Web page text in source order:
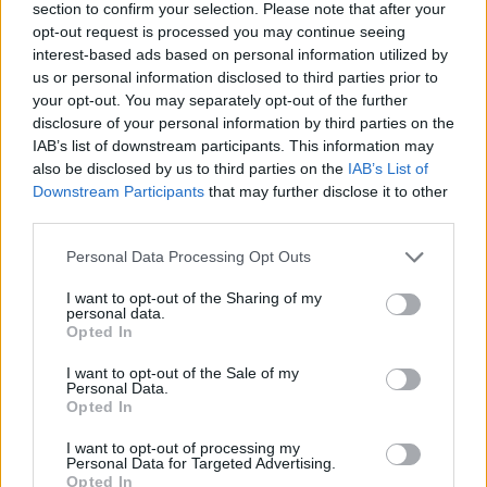
section to confirm your selection. Please note that after your
opt-out request is processed you may continue seeing
interest-based ads based on personal information utilized by
us or personal information disclosed to third parties prior to
your opt-out. You may separately opt-out of the further
disclosure of your personal information by third parties on the
IAB’s list of downstream participants. This information may
also be disclosed by us to third parties on the IAB’s List of
Downstream Participants that may further disclose it to other
Personal Data Processing Opt Outs
I want to opt-out of the Sharing of my
personal data.
Opted In
I want to opt-out of the Sale of my
Personal Data.
Opted In
I want to opt-out of processing my
Personal Data for Targeted Advertising.
Opted In
έκαναν «κλαμπ» βανάκι transfer
‑ Αντιδράσεις για το ξέφρενο
πάρτι
ΣΉΜΕΡΑ
Χοροί, φωνές, φωτογραφίες: Λες και
ήταν σε κλαμπ
«Δεν δεχόμαστε τελεσίγραφα»:
Η απάντηση της Ιταλίας στην
Αμετάπειστη παραμένει η ιταλική